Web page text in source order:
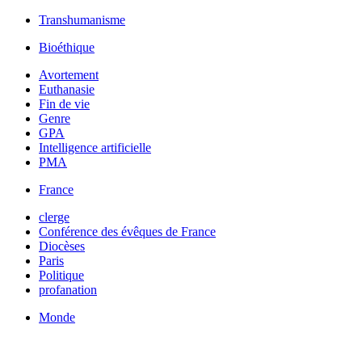
Transhumanisme
Bioéthique
Avortement
Euthanasie
Fin de vie
Genre
GPA
Intelligence artificielle
PMA
France
clerge
Conférence des évêques de France
Diocèses
Paris
Politique
profanation
Monde